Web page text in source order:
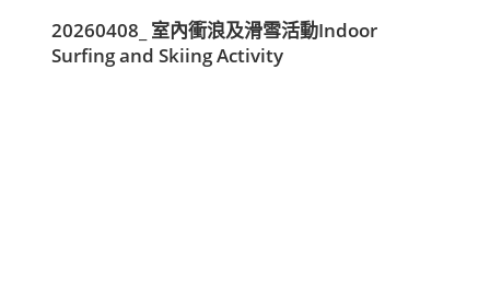
20260408_ 室內衝浪及滑雪活動Indoor
Surfing and Skiing Activity